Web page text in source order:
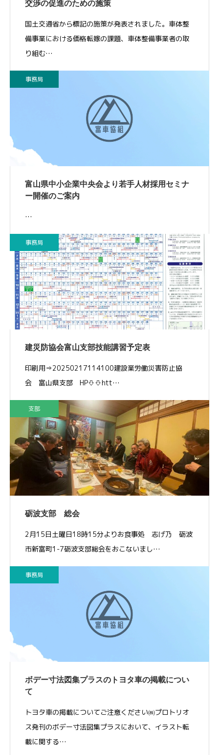
交渉の促進のための施策
国土交通省から標記の施策が発表されました。車体整
備事業における価格転嫁の課題、車体整備事業者の取
り組む…
事務局
富山県中小企業中央会より若手人材採用セミナ
ー開催のご案内
…
事務局
建災防協会富山支部技能講習予定表
印刷用⇒20250217114100建設業労働災害防止協
会 富山県支部 HP⇩⇩htt…
支部
砺波支部 総会
2月15日土曜日18時15分よりお食事処 志げ乃 砺波
市新富町1-7砺波支部総会をおこないまし…
事務局
ボデー寸法図集プラスのトヨタ車の掲載につい
て
トヨタ車の掲載についてご注意ください㈱プロトリオ
ス発刊のボデー寸法図集プラスにおいて、イラスト転
載に関する…